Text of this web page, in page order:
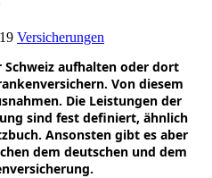
Versicherungen
Schweiz aufhalten oder dort
Von diesem
Die Leistungen der
sind fest definiert, ähnlich
Ansonsten gibt es aber
dem deutschen und dem